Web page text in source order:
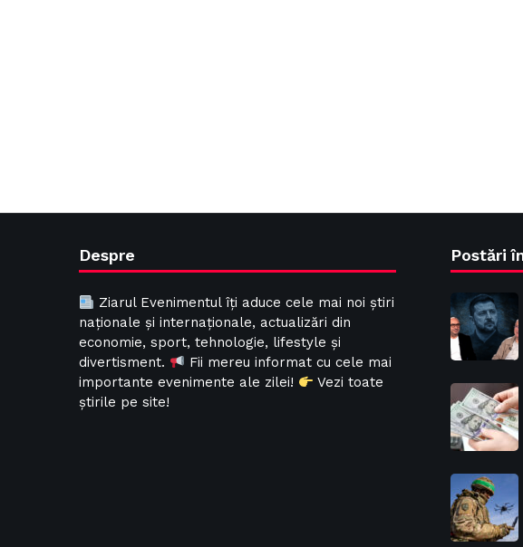
Despre
Ziarul Evenimentul îți aduce cele mai noi știri
naționale și internaționale, actualizări din
economie, sport, tehnologie, lifestyle și
divertisment.
Fii mereu informat cu cele mai
importante evenimente ale zilei!
Vezi toate
știrile pe site!
Postări